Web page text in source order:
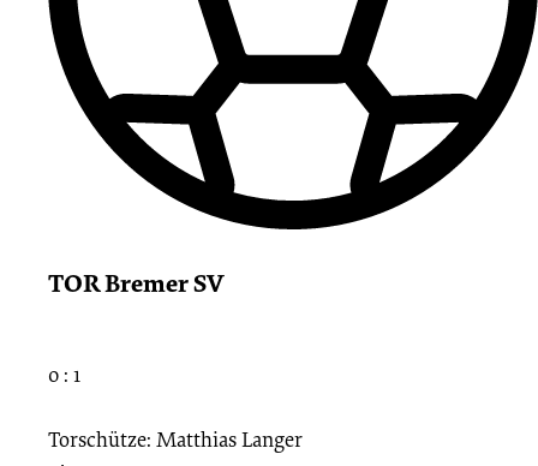
TOR Bremer SV
0 : 1
Torschütze: Matthias Langer